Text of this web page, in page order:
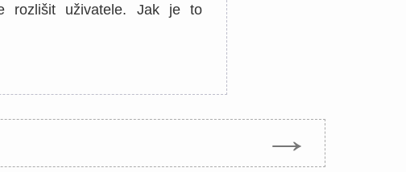
rozlišit uživatele. Jak je to
→